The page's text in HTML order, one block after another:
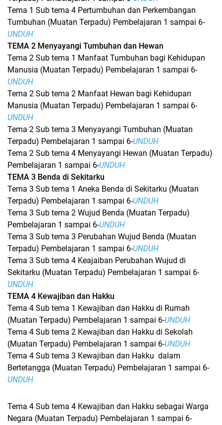
Tema 1 Sub tema 4 Pertumbuhan dan Perkembangan
Tumbuhan (Muatan Terpadu) Pembelajaran 1 sampai 6-
UNDUH
TEMA 2 Menyayangi Tumbuhan dan Hewan
Tema 2 Sub tema 1 Manfaat Tumbuhan bagi Kehidupan
Manusia (Muatan Terpadu) Pembelajaran 1 sampai 6-
UNDUH
Tema 2 Sub tema 2 Manfaat Hewan bagi Kehidupan
Manusia (Muatan Terpadu) Pembelajaran 1 sampai 6-
UNDUH
Tema 2 Sub tema 3 Menyayangi Tumbuhan (Muatan
Terpadu) Pembelajaran 1 sampai 6-UNDUH
Tema 2 Sub tema 4 Menyayangi Hewan (Muatan Terpadu)
Pembelajaran 1 sampai 6-UNDUH
TEMA 3 Benda di Sekitarku
Tema 3 Sub tema 1 Aneka Benda di Sekitarku (Muatan
Terpadu) Pembelajaran 1 sampai 6-UNDUH
Tema 3 Sub tema 2 Wujud Benda (Muatan Terpadu)
Pembelajaran 1 sampai 6-UNDUH
Tema 3 Sub tema 3 Perubahan Wujud Benda (Muatan
Terpadu) Pembelajaran 1 sampai 6-UNDUH
Tema 3 Sub tema 4 Keajaiban Perubahan Wujud di
Sekitarku (Muatan Terpadu) Pembelajaran 1 sampai 6-
UNDUH
TEMA 4 Kewajiban dan Hakku
Tema 4 Sub tema 1 Kewajiban dan Hakku di Rumah
(Muatan Terpadu) Pembelajaran 1 sampai 6-UNDUH
Tema 4 Sub tema 2 Kewajiban dan Hakku di Sekolah
(Muatan Terpadu) Pembelajaran 1 sampai 6-UNDUH
Tema 4 Sub tema 3 Kewajiban dan Hakku dalam
Bertetangga (Muatan Terpadu) Pembelajaran 1 sampai 6-
UNDUH
Tema 4 Sub tema 4 Kewajiban dan Hakku sebagai Warga
Negara (Muatan Terpadu) Pembelajaran 1 sampai 6-